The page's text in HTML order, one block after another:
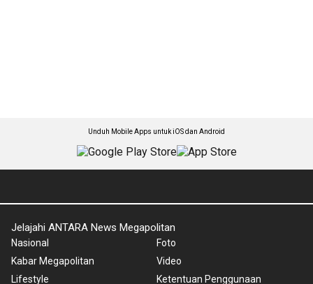
Unduh Mobile Apps untuk iOS dan Android
Jelajahi ANTARA News Megapolitan
Nasional
Kabar Megapolitan
Lifestyle
Foto
Video
Ketentuan Penggunaan